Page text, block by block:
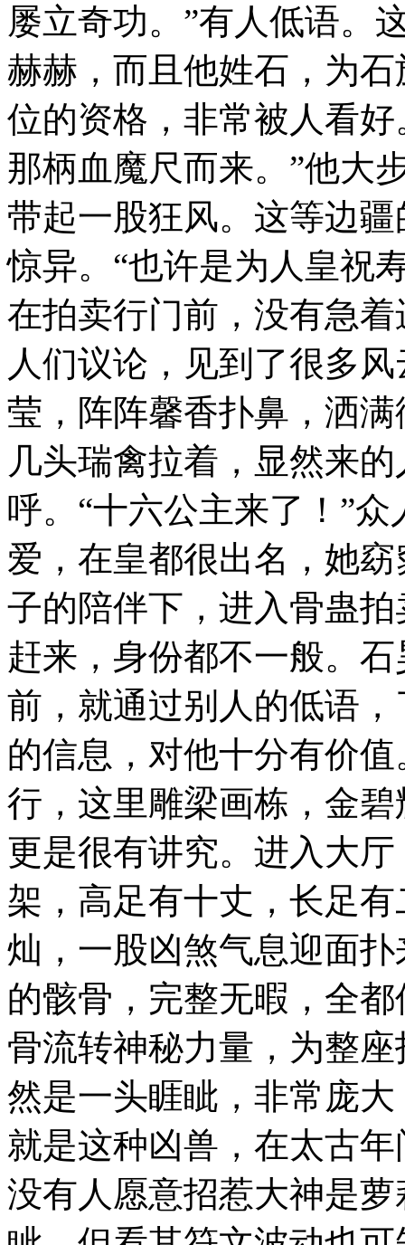
屡立奇功。”有人低语。
赫赫，而且他姓石，为
位的资格，非常被人看
那柄血魔尺而来。”他大
带起一股狂风。这等边
惊异。“也许是为人皇祝
在拍卖行门前，没有急
人们议论，见到了很多
莹，阵阵馨香扑鼻，洒
几头瑞禽拉着，显然来
呼。“十六公主来了！”
爱，在皇都很出名，她
子的陪伴下，进入骨蛊
赶来，身份都不一般。
前，就通过别人的低语
的信息，对他十分有价
行，这里雕梁画栋，金
更是很有讲究。进入大
架，高足有十丈，长足
灿，一股凶煞气息迎面
的骸骨，完整无暇，全
骨流转神秘力量，为整
然是一头睚眦，非常庞
就是这种凶兽，在太古
没有人愿意招惹大神是